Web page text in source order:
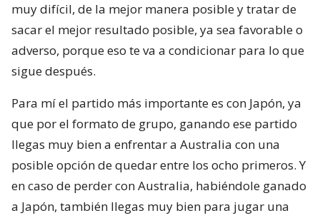
muy difícil, de la mejor manera posible y tratar de
sacar el mejor resultado posible, ya sea favorable o
adverso, porque eso te va a condicionar para lo que
sigue después.
Para mí el partido más importante es con Japón, ya
que por el formato de grupo, ganando ese partido
llegas muy bien a enfrentar a Australia con una
posible opción de quedar entre los ocho primeros. Y
en caso de perder con Australia, habiéndole ganado
a Japón, también llegas muy bien para jugar una